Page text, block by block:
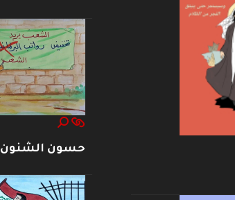
حسون الشنون